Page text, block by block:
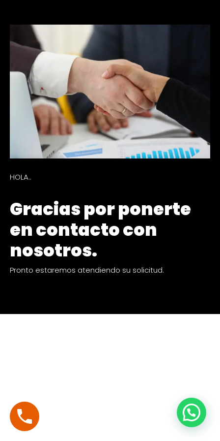
HOLA..
Gracias por ponerte
en contacto con
nosotros.
Pronto estaremos atendiendo su solicitud.